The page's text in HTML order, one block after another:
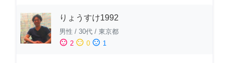
りょうすけ1992
男性 / 30代 / 東京都
sentiment_satisfied 2 sentiment_neutral 0 sentiment_dissatisfied 1